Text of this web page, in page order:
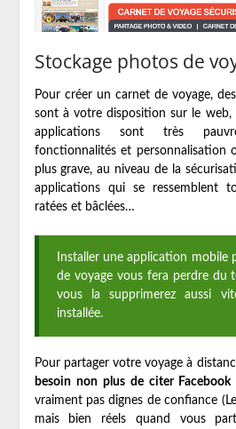
Stockage photos de
Pour créer un carnet de voyage,
sont à votre disposition sur le web,
applications sont très
fonctionnalités et personnalisation
plus grave, au niveau de la
applications qui se ressemblent
ratées et bâclées…
Installer une application mobile
de voyage vous fera perdre du
vous la supprimerez aussi
installée.
Pour partager votre voyage à
besoin non plus de citer Facebook
vraiment pas dignes de confiance
mais bien réels quand vous